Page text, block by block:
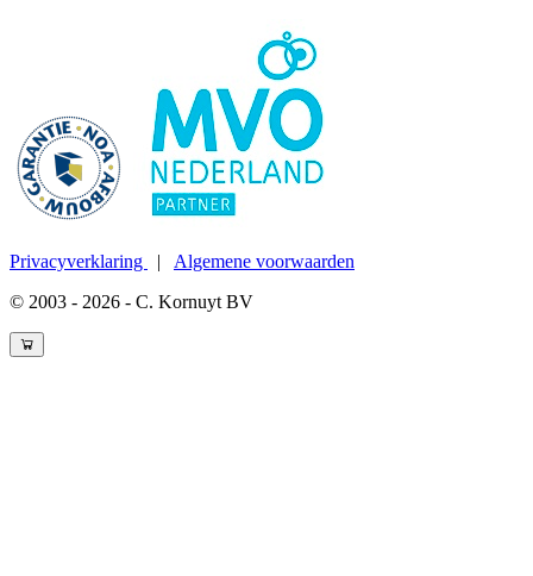
Privacyverklaring | Algemene voorwaarden
© 2003 - 2026 - C. Kornuyt BV